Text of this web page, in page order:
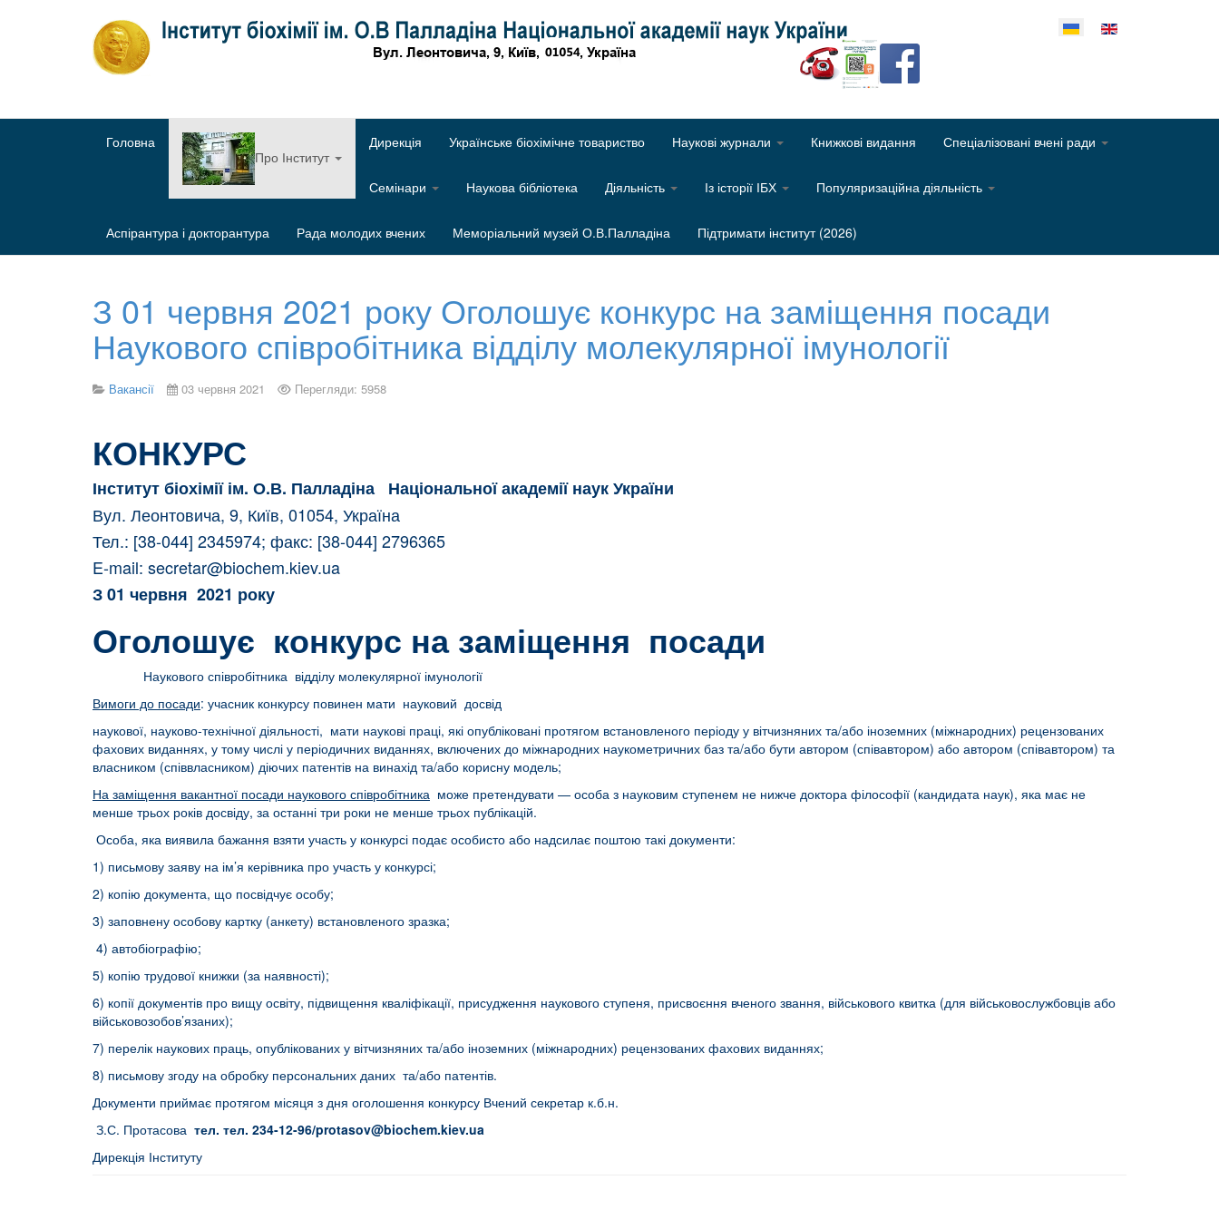
Оберіть свою мову
Головна
Про Інститут
Дирекція Українське біохімічне товариство Наукові журнали Книжкові видання Спеціалізовані вчені ради
Семінари Наукова бібліотека Діяльність Із історії ІБХ Популяризаційна діяльність
Аспірантура і докторантура Рада молодих вчених Меморіальний музей О.В.Палладіна Підтримати інститут (2026)
З 01 червня 2021 року Оголошує конкурс на заміщення посади
Наукового співробітника відділу молекулярної імунології
Вакансії 03 червня 2021 Перегляди: 5958
КОНКУРС
Інститут біохімії ім. О.В. Палладіна Національної академії наук України
Вул. Леонтовича, 9, Київ, 01054, Україна
Тел.: [38-044] 2345974; факс: [38-044] 2796365
E-mail: secretar@biochem.kiev.ua
З01 червня 2021 року
Оголошує конкурс на заміщення посади
Наукового співробітника відділу молекулярної імунології
Вимоги до посади: учасник конкурсу повинен мати науковий досвід
наукової, науково-технічної діяльності, мати наукові праці, які опубліковані протягом встановленого періоду у вітчизняних та/або іноземних (міжнародних) рецензованих
фахових виданнях, у тому числі у періодичних виданнях, включених до міжнародних наукометричних баз та/або бути автором (співавтором) або автором (співавтором) та
власником (співвласником) діючих патентів на винахід та/або корисну модель;
На заміщення вакантної посади наукового співробітника може претендувати — особа з науковим ступенем не нижче доктора філософії (кандидата наук), яка має не
менше трьох років досвіду, за останні три роки не менше трьох публікацій.
Особа, яка виявила бажання взяти участь у конкурсі подає особисто або надсилає поштою такі документи:
1) письмову заяву на ім’я керівника про участь у конкурсі;
2) копію документа, що посвідчує особу;
3) заповнену особову картку (анкету) встановленого зразка;
4) автобіографію;
5) копію трудової книжки (за наявності);
6) копії документів про вищу освіту, підвищення кваліфікації, присудження наукового ступеня, присвоєння вченого звання, військового квитка (для військовослужбовців або
військовозобов’язаних);
7) перелік наукових праць, опублікованих у вітчизняних та/або іноземних (міжнародних) рецензованих фахових виданнях;
8) письмову згоду на обробку персональних даних та/або патентів.
Документи приймає протягом місяця з дня оголошення конкурсу Вчений секретар к.б.н.
З.С. Протасова тел. тел. 234-12-96/protasov@biochem.kiev.ua
Дирекція Інституту